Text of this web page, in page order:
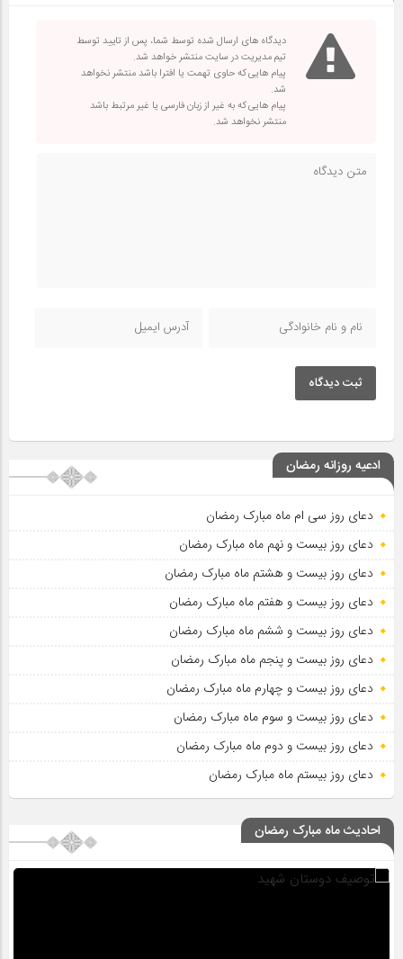
دیدگاه های ارسال شده توسط شما، پس از تایید توسط
تیم مدیریت در سایت منتشر خواهد شد.
پیام هایی که حاوی تهمت یا افترا باشد منتشر نخواهد
شد.
پیام هایی که به غیر از زبان فارسی یا غیر مرتبط باشد
منتشر نخواهد شد.
ثبت دیدگاه
ادعیه روزانه رمضان
دعای روز سی ام ماه مبارک رمضان
دعای روز بیست و نهم ماه مبارک رمضان
دعای روز بیست و هشتم ماه مبارک رمضان
دعای روز بیست و هفتم ماه مبارک رمضان
دعای روز بیست و ششم ماه مبارک رمضان
دعای روز بیست و پنجم ماه مبارک رمضان
دعای روز بیست و چهارم ماه مبارک رمضان
دعای روز بیست و سوم ماه مبارک رمضان
دعای روز بیست و دوم ماه مبارک رمضان
دعای روز بیستم ماه مبارک رمضان
احادیث ماه مبارک رمضان